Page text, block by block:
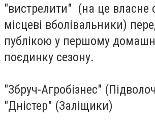
"вистрелити" (на це власне
місцеві вболівальники)
публікою у першому
поєдинку сезону.
"Збруч-Агробізнес"
"Дністер" (Заліщики)